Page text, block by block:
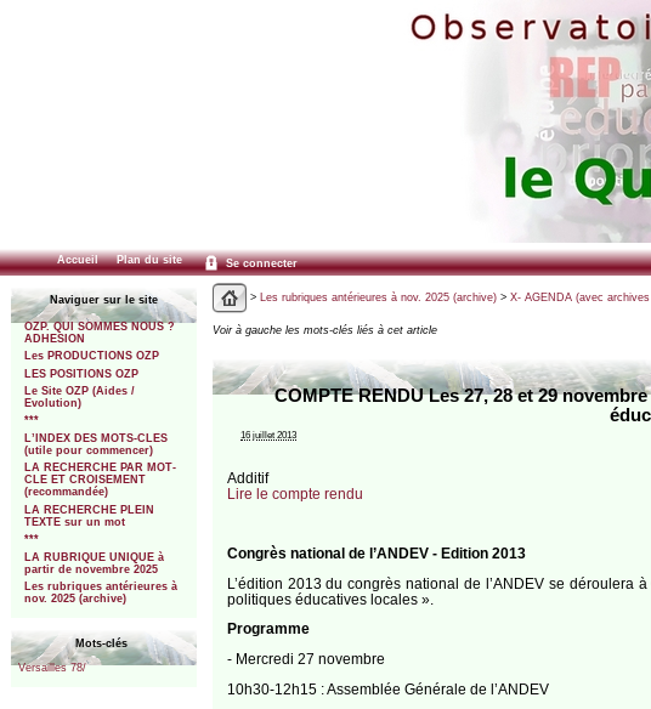
Accueil Plan du site Se connecter
Naviguer sur le site
OZP. QUI SOMMES NOUS ?
ADHESION
Les PRODUCTIONS OZP
LES POSITIONS OZP
Le Site OZP (Aides /
Evolution)
***
L’INDEX DES MOTS-CLES
(utile pour commencer)
LA RECHERCHE PAR MOT-
CLE ET CROISEMENT
(recommandée)
LA RECHERCHE PLEIN
TEXTE sur un mot
***
LA RUBRIQUE UNIQUE à
partir de novembre 2025
Les rubriques antérieures à
nov. 2025 (archive)
Mots-clés
Versailles 78/
> Les rubriques antérieures à nov. 2025 (archive)> X- AGENDA (avec
Voir à gauche les mots-clés liés à cet article
COMPTE RENDU Les 27, 28 et 29
16 juillet 2013
Additif
Lire le compte rendu
Congrès national de l’ANDEV - Edition 2013
L’édition 2013 du congrès national de l’ANDEV se
politiques éducatives locales ».
Programme
- Mercredi 27 novembre
10h30-12h15 : Assemblée Générale de l’ANDEV